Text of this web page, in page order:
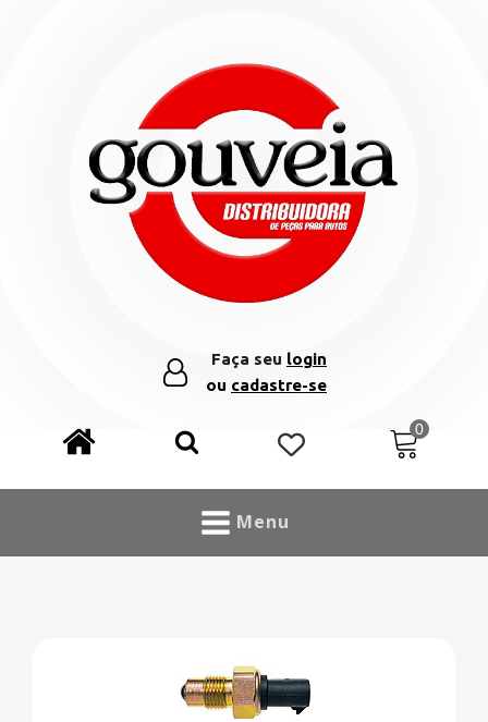
Faça seu login
ou cadastre-se
Menu